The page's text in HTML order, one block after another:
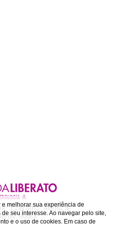
CONTATO ANUNCIE
por:mufasa
melhorar sua experiência de
seu interesse. Ao navegar pelo site,
e o uso de cookies. Em caso de